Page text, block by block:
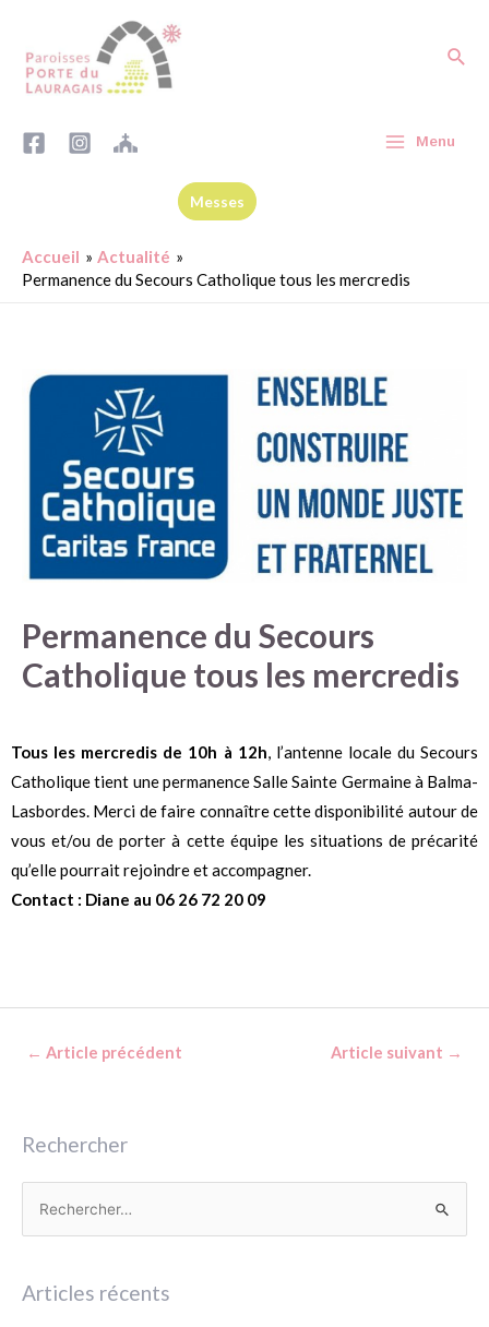
Menu
Messes
Accueil
Actualité
Permanence du Secours Catholique tous les mercredis
Permanence du Secours
Catholique tous les mercredis
Tous les mercredis de 10h à 12h, l’antenne locale du Secours
Catholique tient une permanence Salle Sainte Germaine à Balma-
Lasbordes. Merci de faire connaître cette disponibilité autour de
vous et/ou de porter à cette équipe les situations de précarité
qu’elle pourrait rejoindre et accompagner.
Contact : Diane au 06 26 72 20 09
← Article précédent Article suivant →
Rechercher
Articles récents